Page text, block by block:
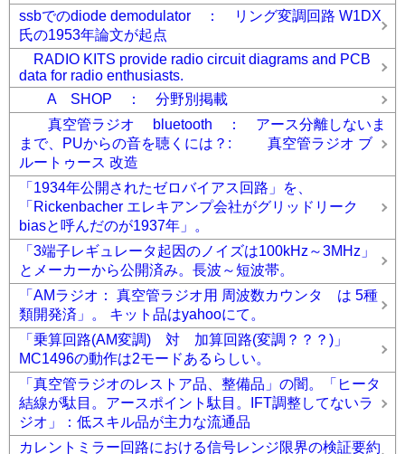
ssbでのdiode demodulator ： リング変調回路 W1DX
氏の1953年論文が起点
RADIO KITS provide radio circuit diagrams and PCB
data for radio enthusiasts.
A SHOP ： 分野別掲載
真空管ラジオ bluetooth ： アース分離しないま
まで、PUからの音を聴くには？: 真空管ラジオ ブ
ルートゥース 改造
「1934年公開されたゼロバイアス回路」を、
「Rickenbacher エレキアンプ会社がグリッドリーク
biasと呼んだのが1937年」。
「3端子レギュレータ起因のノイズは100kHz～3MHz」
とメーカーから公開済み。長波～短波帯。
「AMラジオ： 真空管ラジオ用 周波数カウンタ は 5種
類開発済」。 キット品はyahooにて。
「乗算回路(AM変調) 対 加算回路(変調？？？)」
MC1496の動作は2モードあるらしい。
「真空管ラジオのレストア品、整備品」の闇。「ヒータ
結線が駄目。アースポイント駄目。IFT調整してないラ
ジオ」：低スキル品が主力な流通品
カレントミラー回路における信号レンジ限界の検証要約